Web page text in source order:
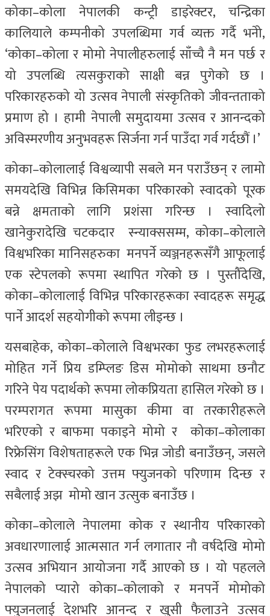
कोका–कोला नेपालकी कन्ट्री डाइरेक्टर, चन्द्रिका
कालियाले कम्पनीको उपलब्धिमा गर्व व्यक्त गर्दै भनेो,
‘कोका–कोला र मोमो नेपालीहरुलाई साँच्चै नै मन पर्छ र
यो उपलब्धि त्यसकुराको साक्षी बन्न पुगेको छ ।
परिकारहरुको यो उत्सव नेपाली संस्कृतिको जीवन्तताको
प्रमाण हो । हामी नेपाली समुदायमा उत्सव र आनन्दको
अविस्मरणीय अनुभवहरू सिर्जना गर्न पाउँदा गर्व गर्दछौं ।’
कोका–कोलालाई विश्वव्यापी सबले मन पराउँछन् र लामो
समयदेखि विभिन्न किसिमका परिकारको स्वादको पूरक
बन्ने क्षमताको लागि प्रशंसा गरिन्छ । स्वादिलो
खानेकुरादेखि चटकदार स्न्याक्ससम्म, कोका–कोलाले
विश्वभरिका मानिसहरुका मनपर्ने व्यञ्जनहरूसँगै आफूलाई
एक स्टेपलको रूपमा स्थापित गरेको छ । पुस्तौँदेखि,
कोका–कोलालाई विभिन्न परिकारहरूका स्वादहरू समृद्ध
पार्ने आदर्श सहयोगीको रूपमा लीइन्छ ।
यसबाहेक, कोका–कोलाले विश्वभरका फुड लभरहरूलाई
मोहित गर्ने प्रिय डम्प्लिङ डिस मोमोको साथमा छनौट
गरिने पेय पदार्थको रूपमा लोकप्रियता हासिल गरेको छ ।
परम्परागत रूपमा मासुका कीमा वा तरकारीहरूले
भरिएको र बाफमा पकाइने मोमो र कोका–कोलाका
रिफ्रेसिंग विशेषताहरूले एक भिन्न जोडी बनाउँछन्, जसले
स्वाद र टेक्स्चरको उत्तम फ्युजनको परिणाम दिन्छ र
सबैलाई अझ मोमो खान उत्सुक बनाउँछ ।
कोका–कोलाले नेपालमा कोक र स्थानीय परिकारको
अवधारणालाई आत्मसात गर्न लगातार नौ वर्षदेखि मोमो
उत्सव अभियान आयोजना गर्दै आएको छ । यो पहलले
नेपालको प्यारो कोका–कोलाको र मनपर्ने मोमोको
फ्युजनलाई देशभरि आनन्द र खुसी फैलाउने उत्सव